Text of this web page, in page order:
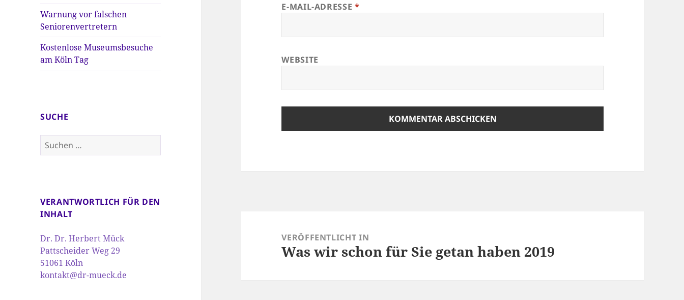
Warnung vor falschen
Seniorenvertretern
Kostenlose Museumsbesuche
am Köln Tag
SUCHE
Suchen
nach:
VERANTWORTLICH FÜR DEN
INHALT
Dr. Dr. Herbert Mück
Pattscheider Weg 29
51061 Köln
kontakt@dr-mueck.de
E-MAIL-ADRESSE *
WEBSITE
VERÖFFENTLICHT IN
Was wir schon für Sie getan haben 2019